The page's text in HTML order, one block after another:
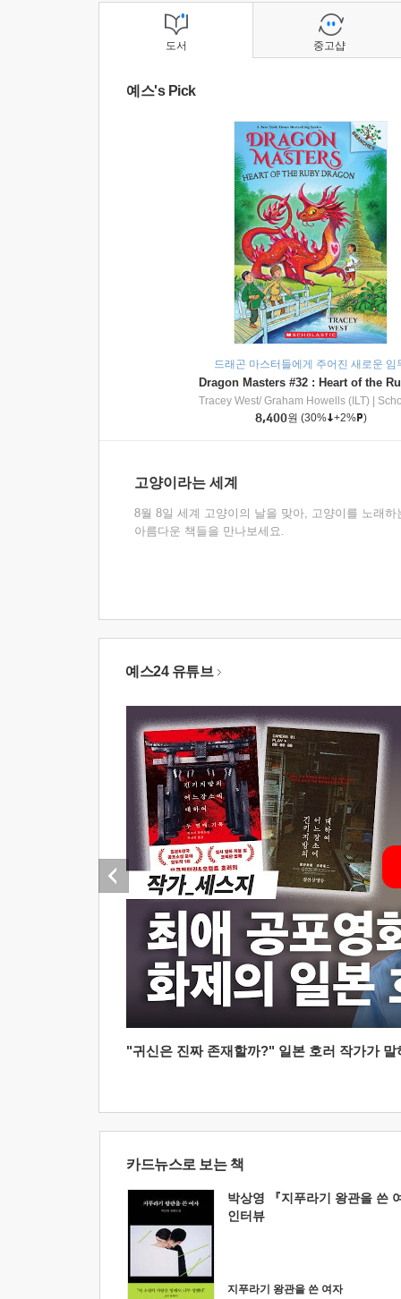
도서
예스's Pick
드래곤 마스터들에게 주어진 새로운 임
Tracey West/ Graham Howells (ILT)
8,400원 (30% +2% )
고양이라는 세계
8월 8일 세계 고양이의 날을 맞아, 고양이를 노래하
아름다운 책들을 만나보세요.
중고샵
예스24 유튜브
"귀신은 진짜 존재할까?" 일본 호러 작가가
카드뉴스로 보는 책
박상영 『지푸라기 왕관을 쓴
인터뷰
지푸라기 왕관을 쓴 여자